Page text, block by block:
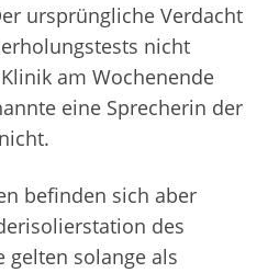
ursprüngliche Verdacht
nicht
am Wochenende
eine Sprecherin der
befinden sich aber
des
gelten solange als